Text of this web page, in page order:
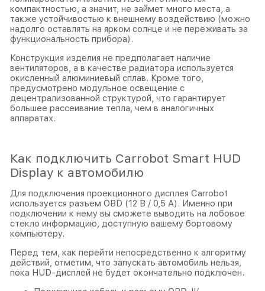
компактностью, а значит, не займет много места, а
также устойчивостью к внешнему воздействию (можно
надолго оставлять на ярком солнце и не переживать за
функциональность прибора).
Конструкция изделия не предполагает наличие
вентиляторов, а в качестве радиатора используется
окисленный алюминиевый сплав. Кроме того,
предусмотрено модульное освещение с
децентрализованной структурой, что гарантирует
большее рассеивание тепла, чем в аналогичных
аппаратах.
Как подключить Carrobot Smart HUD
Display к автомобилю
Для подключения проекционного дисплея Carrobot
используется разъем OBD (12 В / 0,5 А). Именно при
подключении к нему вы сможете выводить на лобовое
стекло информацию, доступную вашему бортовому
компьютеру.
Перед тем, как перейти непосредственно к алгоритму
действий, отметим, что запускать автомобиль нельзя,
пока HUD-дисплей не будет окончательно подключен.